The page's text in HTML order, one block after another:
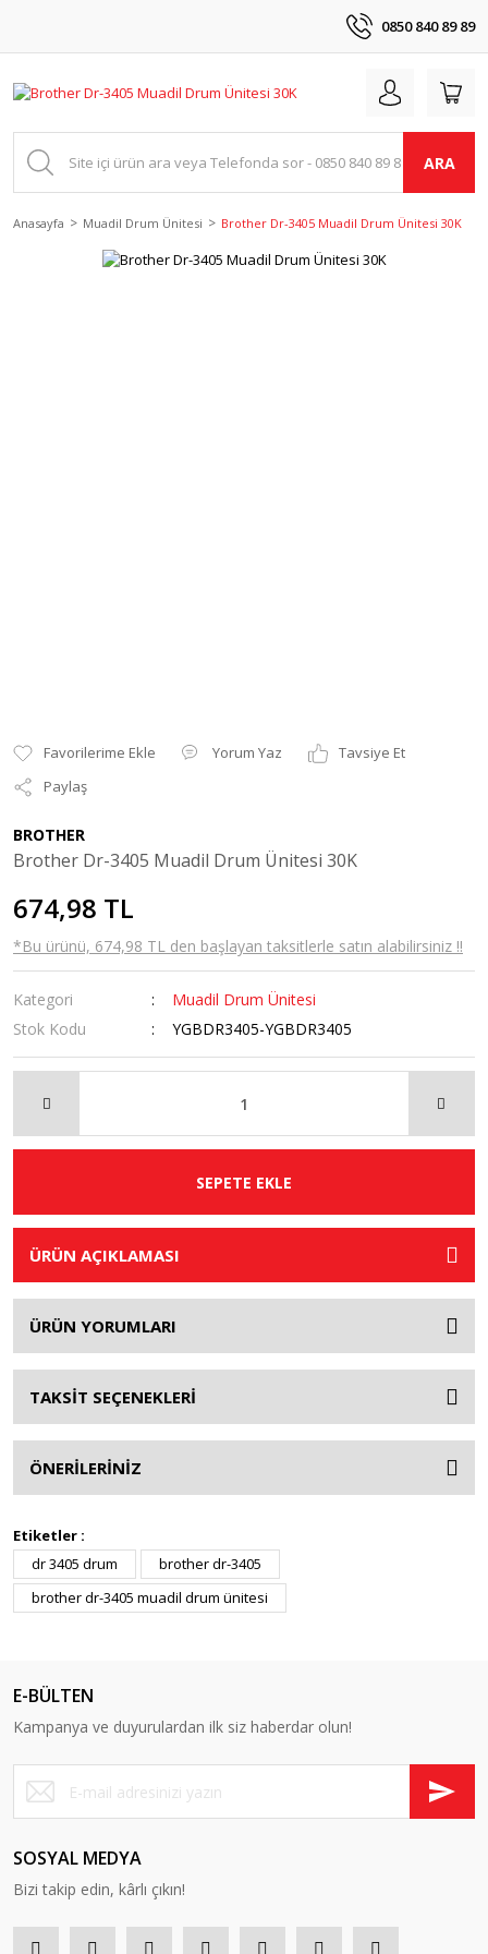
0850 840 89 89
ARA
Anasayfa Muadil Drum Ünitesi Brother Dr-3405 Muadil Drum Ünitesi 30K
Yorum Yaz
Tavsiye Et
Paylaş
BROTHER
Brother Dr-3405 Muadil Drum Ünitesi 30K
674,98 TL
*Bu ürünü, 674,98 TL den başlayan taksitlerle satın alabilirsiniz !!
Kategori
Muadil Drum Ünitesi
Stok Kodu
YGBDR3405-YGBDR3405
SEPETE EKLE
ÜRÜN AÇIKLAMASI
ÜRÜN YORUMLARI
TAKSİT SEÇENEKLERİ
ÖNERİLERİNİZ
Etiketler :
dr 3405 drum
brother dr-3405
brother dr-3405 muadil drum ünitesi
E-BÜLTEN
Kampanya ve duyurulardan ilk siz haberdar olun!
SOSYAL MEDYA
Bizi takip edin, kârlı çıkın!